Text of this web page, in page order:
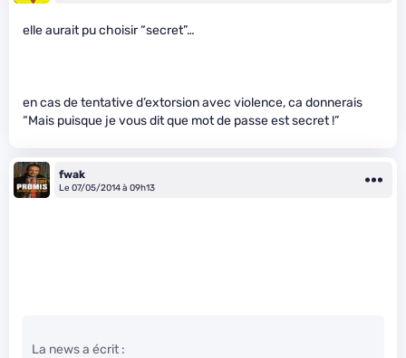
elle aurait pu choisir “secret”…
en cas de tentative d’extorsion avec violence, ca donnerais
“Mais puisque je vous dit que mot de passe est secret !”
fwak
Le 07/05/2014 à 09h13
La news a écrit :